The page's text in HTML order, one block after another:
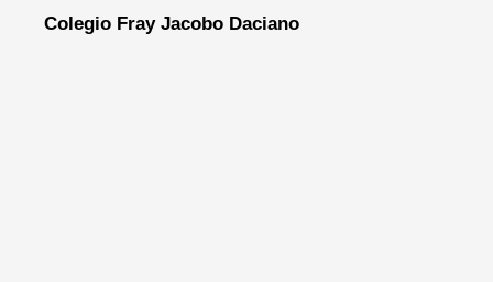
Colegio Fray Jacobo Daciano